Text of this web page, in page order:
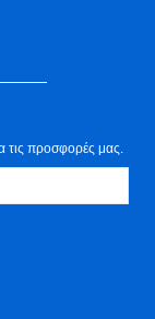
τις προσφορές μας.